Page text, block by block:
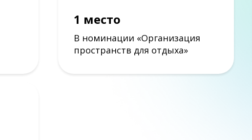
1 место
В номинации «Организация
пространств для отдыха»